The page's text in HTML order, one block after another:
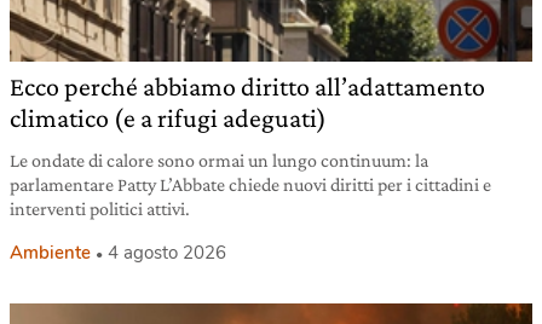
Ecco perché abbiamo diritto all’adattamento
climatico (e a rifugi adeguati)
Le ondate di calore sono ormai un lungo continuum: la
parlamentare Patty L’Abbate chiede nuovi diritti per i cittadini e
interventi politici attivi.
Ambiente 4 agosto 2026